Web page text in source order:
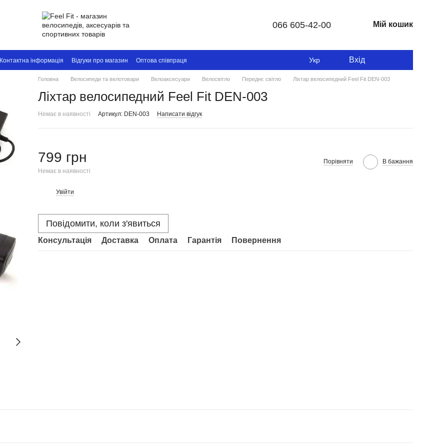
066 605-42-00 Мій кошик
Контактна інформація Відгуки про магазин Оптова співпраця Укр Вхід
Головна Велосипеди та велотовари Велоаксесуари Велосвітло Переднє світло Ліхтар велосипедний Feel Fit DEN-003
Ліхтар велосипедний Feel Fit DEN-003
Немає в наявності Артикул: DEN-003 Написати відгук
799 грн
Немає в наявності
Порівняти В бажання
Увійти
Повідомити, коли з'явиться
Консультація Доставка Оплата Гарантія Повернення